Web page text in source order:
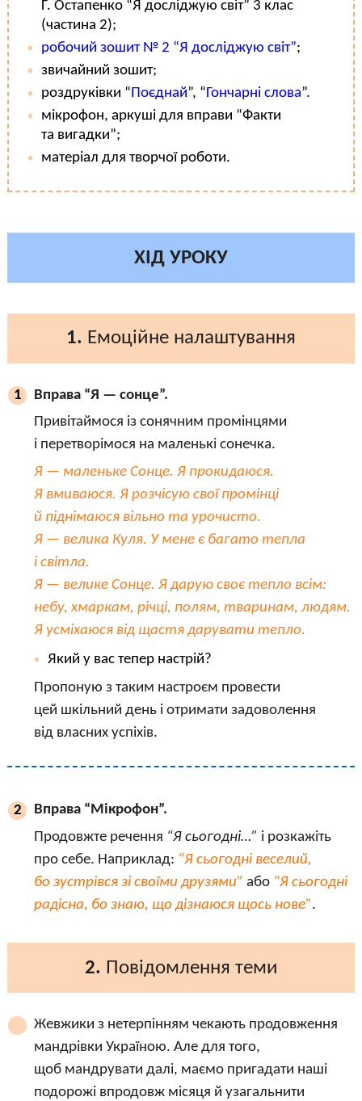
Г. Остапенко “Я досліджую світ” 3 клас
(частина 2);
робочий зошит № 2 “Я досліджую світ”;
звичайний зошит;
роздруківки “Поєднай”, “Гончарні слова”.
мікрофон, аркуші для вправи “Факти
та вигадки”;
матеріал для творчої роботи.
ХІД УРОКУ
1. Емоційне налаштування
1
Вправа “Я — сонце”.
Привітаймося із сонячним промінцями
і перетворімося на маленькі сонечка.
Я — маленьке Сонце. Я прокидаюся.
Я вмиваюся. Я розчісую свої промінці
й піднімаюся вільно та урочисто.
Я — велика Куля. У мене є багато тепла
і світла.
Я — велике Сонце. Я дарую своє тепло всім:
небу, хмаркам, річці, полям, тваринам, людям.
Я усміхаюся від щастя дарувати тепло.
Який у вас тепер настрій?
Пропоную з таким настроєм провести
цей шкільний день і отримати задоволення
від власних успіхів.
2
Вправа “Мікрофон”.
Продовжте речення “Я сьогодні…” і розкажіть
про себе. Наприклад: “Я сьогодні веселий,
бо зустрівся зі своїми друзями” або “Я сьогодні
радісна, бо знаю, що дізнаюся щось нове”.
2. Повідомлення теми
Жевжики з нетерпінням чекають продовження
мандрівки Україною. Але для того,
щоб мандрувати далі, маємо пригадати наші
подорожі впродовж місяця й узагальнити